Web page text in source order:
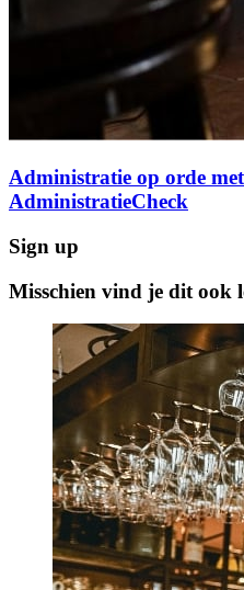
Administratie op orde
AdministratieCheck
Sign up
Misschien vind je dit ook